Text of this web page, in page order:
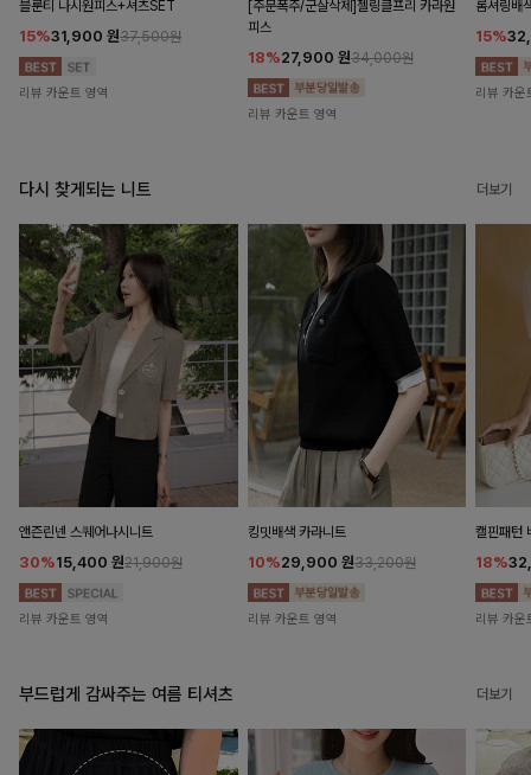
블룬티 나시원피스+셔츠SET
15%31,900 원37,500원
리뷰 카운트 영역
[주문폭주/군살삭제]젤링클프리 카라원
피스
18%27,900 원34,000원
리뷰 카운트 영역
롬셔링배
15%
리뷰 카운
다시 찾게되는 니트 더보기
앤즌린넨 스퀘어나시니트
30%15,400 원21,900원
리뷰 카운트 영역
킹밋배색 카라니트
10%29,900 원33,200원
리뷰 카운트 영역
캘핀패턴
18%
리뷰 카운
부드럽게 감싸주는 여름 티셔츠 더보기